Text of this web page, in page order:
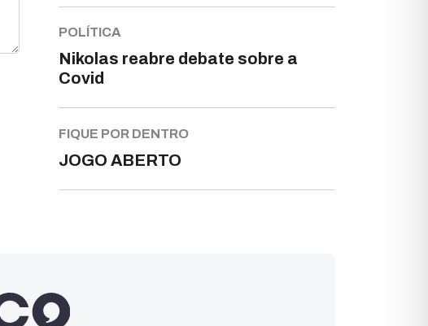
POLÍTICA
Nikolas reabre debate sobre a
Covid
FIQUE POR DENTRO
JOGO ABERTO